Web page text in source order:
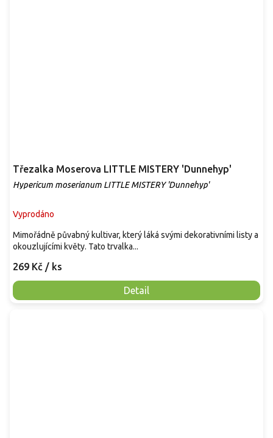
Třezalka Moserova LITTLE MISTERY 'Dunnehyp'
Hypericum moserianum LITTLE MISTERY 'Dunnehyp'
Vyprodáno
269 Kč / ks
Detail
Mimořádně půvabný kultivar, který láká svými dekorativními listy a
okouzlujícími květy. Tato trvalka...